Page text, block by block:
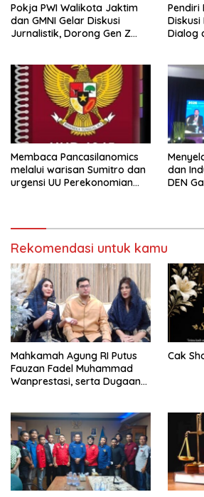
Pokja PWI Walikota Jaktim
dan GMNI Gelar Diskusi
Jurnalistik, Dorong Gen Z
Pendiri
Dialog
Membaca Pancasilanomics
melalui warisan Sumitro dan
urgensi UU Perekonomian
dan
DEN
Rekomendasi untuk kamu
Mahkamah Agung RI Putus
Fauzan Fadel Muhammad
Wanprestasi, serta Dugaan
Cak